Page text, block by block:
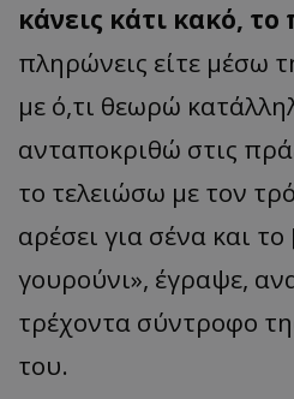
κάνεις κάτι κακό,
πληρώνεις είτε μέσω
με ό,τι θεωρώ
ανταποκριθώ στις
το τελειώσω με τον
αρέσει για σένα και
γουρούνι», έγραψε,
τρέχοντα σύντροφο
του.